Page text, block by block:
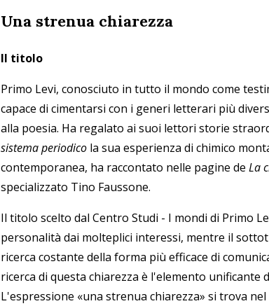
Una strenua chiarezza
Il titolo
Primo Levi, conosciuto in tutto il mondo come
capace di cimentarsi con i generi letterari più
alla poesia. Ha regalato ai suoi lettori storie
sistema periodico la sua esperienza di chimico
contemporanea, ha raccontato nelle pagine de La
specializzato Tino Faussone.
Il titolo scelto dal Centro Studi - I mondi di Primo
personalità dai molteplici interessi, mentre il
ricerca costante della forma più efficace di
ricerca di questa chiarezza è l'elemento
L'espressione «una strenua chiarezza» si trova